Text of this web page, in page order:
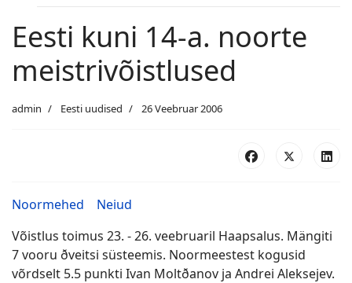
Eesti kuni 14-a. noorte
meistrivõistlused
admin Eesti uudised 26 Veebruar 2006
Noormehed
Neiud
Võistlus toimus 23. - 26. veebruaril Haapsalus. Mängiti
7 vooru ðveitsi süsteemis. Noormeestest kogusid
võrdselt 5.5 punkti Ivan Moltðanov ja Andrei Aleksejev.